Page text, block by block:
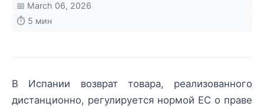
📅 March 06, 2026
⏱️ 5 мин
В Испании возврат товара, реализованного
дистанционно, регулируется нормой ЕС о праве